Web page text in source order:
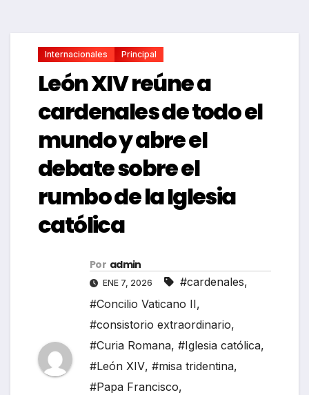
Internacionales Principal
León XIV reúne a
cardenales de todo el
mundo y abre el
debate sobre el
rumbo de la Iglesia
católica
Por admin
ENE 7, 2026 #cardenales,
#Concilio Vaticano II,
#consistorio extraordinario,
#Curia Romana, #Iglesia católica,
#León XIV, #misa tridentina,
#Papa Francisco,